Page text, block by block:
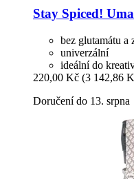
Stay Spiced!
bez glutamátu a
univerzální
ideální do
220,00 Kč (3 142,86
Doručení do 13. srpna